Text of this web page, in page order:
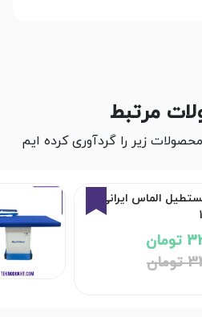
مرتبط
زیر را گردآوری کرده ایم
الماس ایرانی